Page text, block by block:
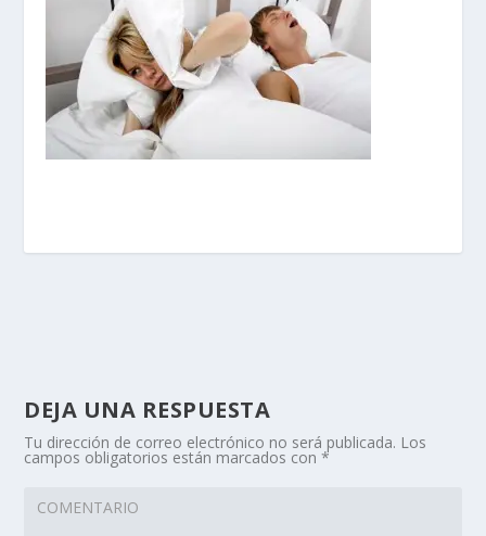
DEJA UNA RESPUESTA
Tu dirección de correo electrónico no será publicada. Los
campos obligatorios están marcados con*